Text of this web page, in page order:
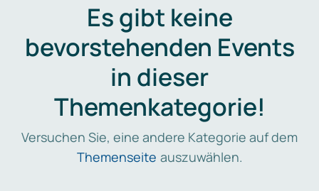
Es gibt keine
bevorstehenden Events
in dieser
Themenkategorie!
Versuchen Sie, eine andere Kategorie auf dem
Themenseite auszuwählen.